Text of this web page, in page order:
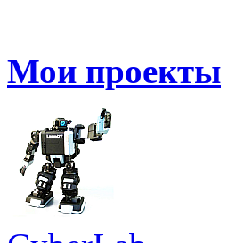
Мои проекты